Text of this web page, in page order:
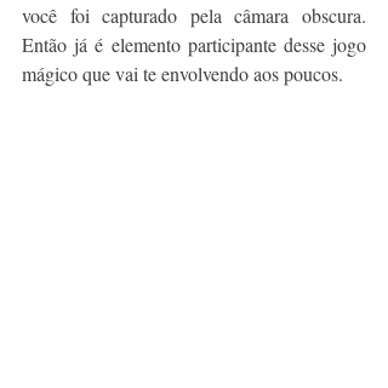
você foi capturado pela câmara obscura.
Então já é elemento participante desse jogo
mágico que vai te envolvendo aos poucos.